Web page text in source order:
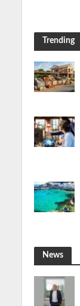
Trending
News